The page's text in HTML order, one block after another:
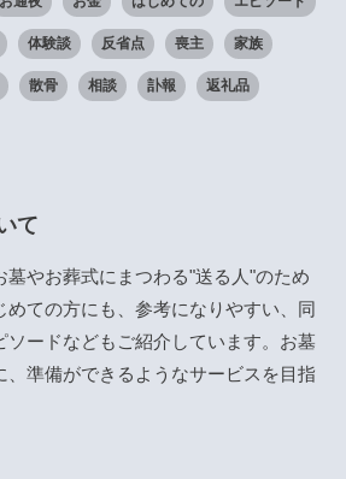
体験談 反省点 喪主 家族
散骨 相談 訃報 返礼品
て
墓やお葬式にまつわる"送る人"のため
ての方にも、参考になりやすい、同
ソードなどもご紹介しています。お墓
、準備ができるようなサービスを目指